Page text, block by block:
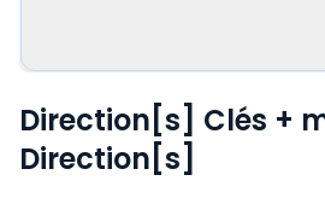
Direction[s] Clés +
Direction[s]